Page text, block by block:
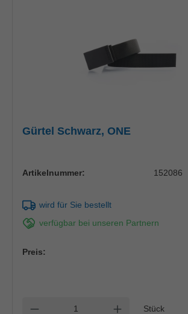
Gürtel Schwarz, ONE
Artikelnummer: 152086
wird für Sie bestellt
verfügbar bei unseren Partnern
Preis:
Anzahl verringern Anzahl erhöhen